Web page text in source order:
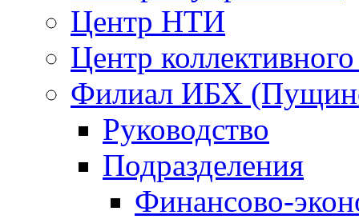
Центр НТИ
Центр
Филиал ИБХ
Руководство
Подразделения
Финансово-